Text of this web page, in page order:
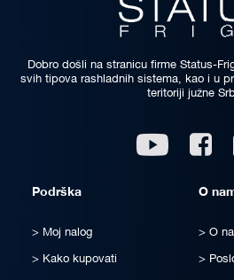
Dobro došli na stranicu firme Status-
svih tipova rashladnih sistema, kao i u
teritoriji južne
Youtube
Podrška
Moj nalog
Kako kupovati
O
O